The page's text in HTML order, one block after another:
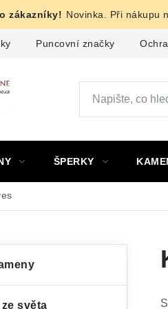
Novinka. Při nákupu
Puncovní značky
ŠPERKY
světa